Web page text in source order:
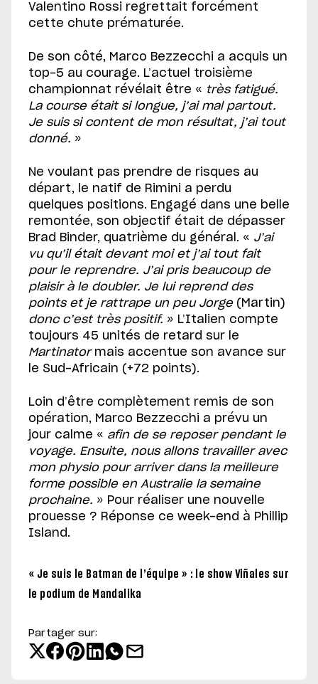
Valentino Rossi regrettait forcément
cette chute prématurée.
De son côté, Marco Bezzecchi a acquis un
top-5 au courage. L’actuel troisième
championnat révélait être « très fatigué.
La course était si longue, j’ai mal partout.
Je suis si content de mon résultat, j’ai tout
donné. »
Ne voulant pas prendre de risques au
départ, le natif de Rimini a perdu
quelques positions. Engagé dans une belle
remontée, son objectif était de dépasser
Brad Binder, quatrième du général. « J’ai
vu qu’il était devant moi et j’ai tout fait
pour le reprendre. J’ai pris beaucoup de
plaisir à le doubler. Je lui reprend des
points et je rattrape un peu Jorge(Martin)
donc c’est très positif. » L’Italien compte
toujours 45 unités de retard sur le
Martinator mais accentue son avance sur
le Sud-Africain (+72 points).
Loin d’être complètement remis de son
opération, Marco Bezzecchi a prévu un
jour calme « afin de se reposer pendant le
voyage. Ensuite, nous allons travailler avec
mon physio pour arriver dans la meilleure
forme possible en Australie la semaine
prochaine. » Pour réaliser une nouvelle
prouesse ? Réponse ce week-end à Phillip
Island.
« Je suis le Batman de l’équipe » : le show Viñales sur
le podium de Mandalika
Partager sur: